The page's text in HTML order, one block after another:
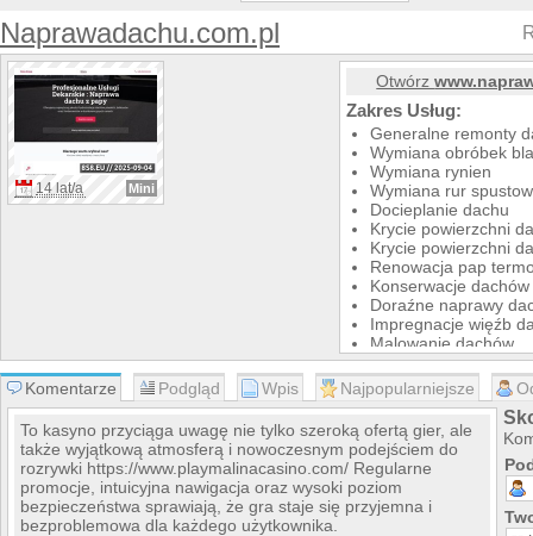
Naprawadachu.com.pl
14 lat/a Mini
Otwórz
Zakres Usług:
Generalne remonty
Wymiana obróbek
Wymiana rynien
Wymiana rur
Docieplanie dachu
Krycie powierzchni
Krycie powierzchni
Renowacja pap
Konserwacje dachów
Doraźne naprawy
Impregnacje więźb
Malowanie dachów
Malowanie klatek
Jesienne
Odśnieżanie dachów
Oraz szeroki zakres
Więcej informacji na
nr. telefonu: 604 981
e-mail:
Komentarze Podgląd Wpis Najpopularniejsze
To kasyno przyciąga uwagę nie tylko szeroką ofertą gier, ale
także wyjątkową atmosferą i nowoczesnym podejściem do
rozrywki https://www.playmalinacasino.com/ Regularne
promocje, intuicyjna nawigacja oraz wysoki poziom
bezpieczeństwa sprawiają, że gra staje się przyjemna i
bezproblemowa dla każdego użytkownika.